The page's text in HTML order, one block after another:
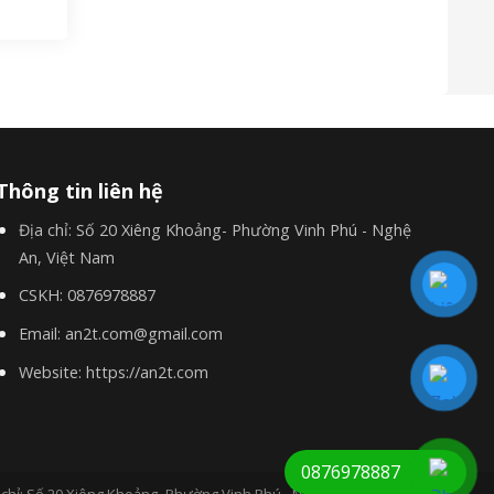
tin liên hệ
Địa chỉ: Số 20 Xiêng Khoảng- Phường Vinh Phú - Nghệ
An, Việt Nam
CSKH: 0876978887
Email: an2t.com@gmail.com
Website: https://an2t.com
0876978887